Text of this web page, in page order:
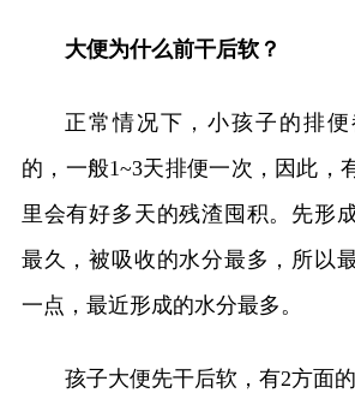
大便为什么前干后软？
正常情况下，小孩子的排
的，一般1~3天排便一次，因此，
里会有好多天的残渣囤积。先形
最久，被吸收的水分最多，所以
一点，最近形成的水分最多。
孩子大便先干后软，有2方面的